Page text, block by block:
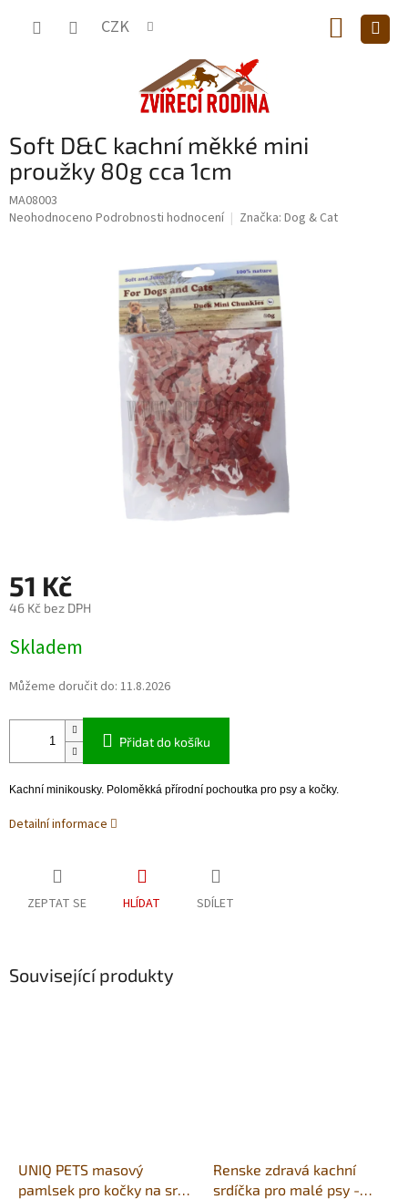
CZK
KOŠÍK
Soft D&C kachní měkké mini
proužky 80g cca 1cm
MA08003
Průměrné
Neohodnoceno Podrobnosti hodnocení Značka: Dog & Cat
51 Kč
46 Kč bez DPH
cena:
Skladem
Můžeme doručit do: 11.8.2026
Přidat do košíku
Kachní minikousky. Poloměkká přírodní pochoutka pro psy a kočky.
Detailní informace
ZEPTAT SE HLÍDAT SDÍLET
Související produkty
UNIQ PETS masový
pamlsek pro kočky na srst
Renske zdravá kachní
srdíčka pro malé psy -